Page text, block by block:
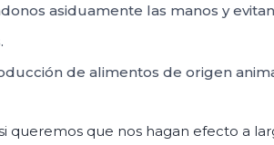
asiduamente las manos y
de alimentos de origen
queremos que nos hagan efecto a